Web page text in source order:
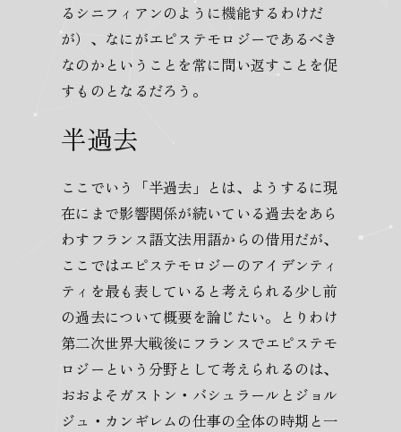
るシニフィアンのように機能するわけだ
が）、なにがエピステモロジーであるべき
なのかということを常に問い返すことを促
すものとなるだろう。
半過去
ここでいう「半過去」とは、ようするに現
在にまで影響関係が続いている過去をあら
わすフランス語文法用語からの借用だが、
ここではエピステモロジーのアイデンティ
ティを最も表していると考えられる少し前
の過去について概要を論じたい。とりわけ
第二次世界大戦後にフランスでエピステモ
ロジーという分野として考えられるのは、
おおよそガストン・バシュラールとジョル
ジュ・カンギレムの仕事の全体の時期と一